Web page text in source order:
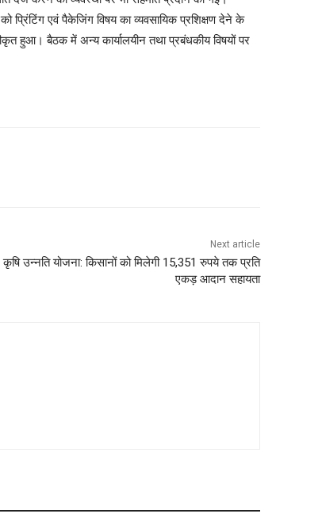
को प्रिंटिंग एवं पैकेजिंग विषय का व्यवसायिक प्रशिक्षण देने के
हुआ। बैठक में अन्य कार्यालयीन तथा प्रबंधकीय विषयों पर
Next article
कृषि उन्नति योजना: किसानों को मिलेगी 15,351 रुपये तक प्रति
एकड़ आदान सहायता